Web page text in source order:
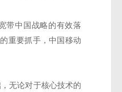
带中国战略的有效落
重要抓手，中国移动
无论对于核心技术的